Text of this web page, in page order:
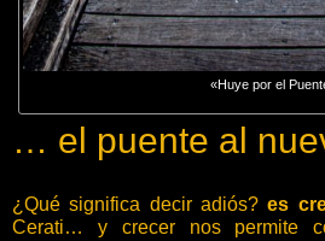
«Huye por el
… el puente al
¿Qué significa decir adiós?es
Cerati… y crecer nos permite